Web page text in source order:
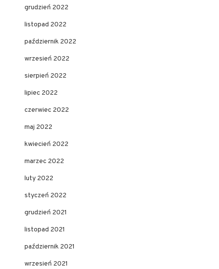
grudzień 2022
listopad 2022
październik 2022
wrzesień 2022
sierpień 2022
lipiec 2022
czerwiec 2022
maj 2022
kwiecień 2022
marzec 2022
luty 2022
styczeń 2022
grudzień 2021
listopad 2021
październik 2021
wrzesień 2021